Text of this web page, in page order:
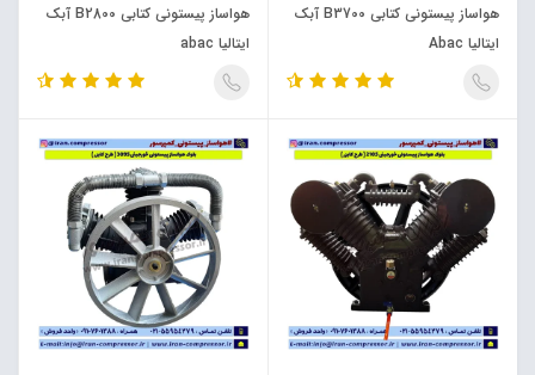
هواساز پیستونی کتابی B3700 آبک
ایتالیا Abac
هواساز پیستونی کتابی B2800 آبک
ایتالیا abac